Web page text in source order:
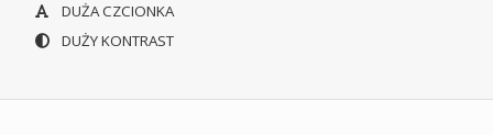
DUŻA CZCIONKA
DUŻY KONTRAST